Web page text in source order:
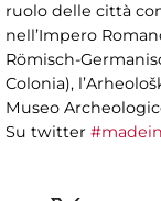
ruolo delle città
nell’Impero
Römisch-
Colonia),
Museo
Su twitter